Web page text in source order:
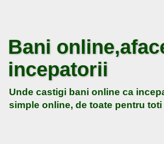
Bani
incepatorii
Unde castigi bani online ca
simple online, de toate pentru